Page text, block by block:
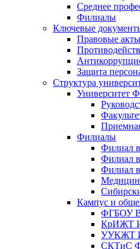
Среднее
Филиалы
Ключевые
Правовые акты
Защита
Структура
Филиалы
Филиал
Филиал
Филиал
Кампус и
ФГБОУ
КрИЖТ
УУКЖТ
СКТиС